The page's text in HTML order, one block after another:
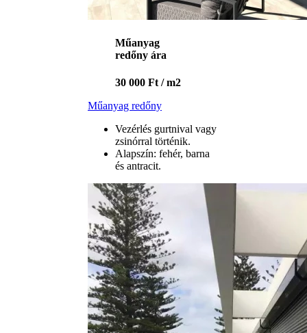
Műanyag
redőny ára
30 000 Ft / m2
Műanyag redőny
Vezérlés gurtnival vagy
zsinórral történik.
Alapszín: fehér, barna
és antracit.